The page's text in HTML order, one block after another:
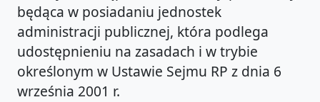
będąca w posiadaniu jednostek
administracji publicznej, która podlega
udostępnieniu na zasadach i w trybie
określonym w Ustawie Sejmu RP z dnia 6
września 2001 r.